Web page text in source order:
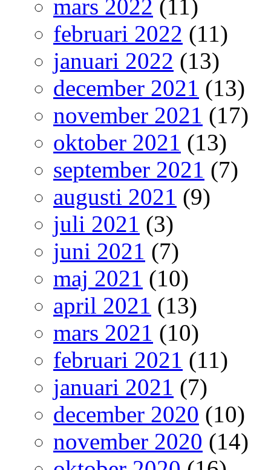
mars 2022 (11)
februari 2022 (11)
januari 2022 (13)
december 2021 (13)
november 2021 (17)
oktober 2021 (13)
september 2021 (7)
augusti 2021 (9)
juli 2021 (3)
juni 2021 (7)
maj 2021 (10)
april 2021 (13)
mars 2021 (10)
februari 2021 (11)
januari 2021 (7)
december 2020 (10)
november 2020 (14)